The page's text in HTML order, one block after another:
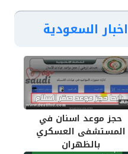
اخبار السعودية
حجز موعد اسنان في
المستشفى العسكري
بالظهران